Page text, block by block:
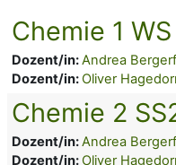
Chemie 1
Dozent/in:Andrea
Dozent/in:Oliver
Chemie 2
Dozent/in:Andrea
Dozent/in:Oliver